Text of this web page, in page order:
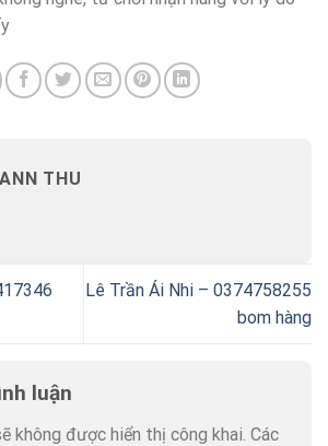
ANN THU
Lê Trần Ái Nhi – 0374758255
bom hàng
luận
không được hiển thị công khai. Các